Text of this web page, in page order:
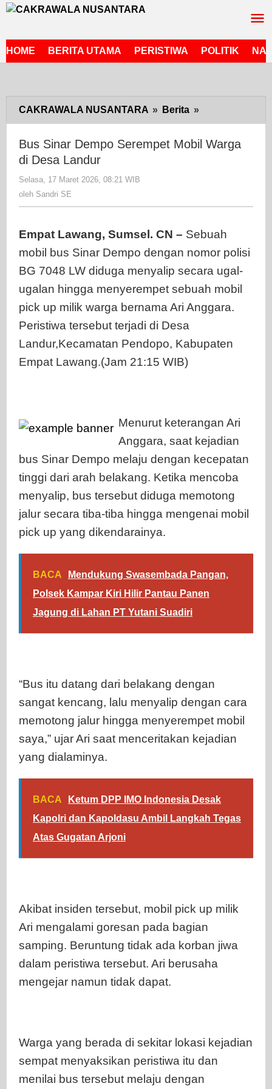
Lewati
HOME
BERITA UTAMA PERISTIWA POLITIK
CAKRAWALA NUSANTARA » Berita »
Sinar
Dempo
Serempet
Bus Sinar Dempo Serempet Mobil Warga
di Desa Landur
Selasa, 17 Maret 2026, 08:21 WIB
oleh Sandri SE
Empat Lawang, Sumsel. CN – Sebuah
mobil bus Sinar Dempo dengan nomor polisi
BG 7048 LW diduga menyalip secara ugal-
ugalan hingga menyerempet sebuah mobil
pick up milik warga bernama Ari Anggara.
Peristiwa tersebut terjadi di Desa
Landur,Kecamatan Pendopo, Kabupaten
Empat Lawang.(Jam 21:15 WIB)
Menurut keterangan Ari
Anggara, saat kejadian
bus Sinar Dempo melaju dengan kecepatan
tinggi dari arah belakang. Ketika mencoba
menyalip, bus tersebut diduga memotong
jalur secara tiba-tiba hingga mengenai mobil
pick up yang dikendarainya.
BACA
Mendukung Swasembada Pangan,
Polsek Kampar Kiri Hilir Pantau Panen
Jagung di Lahan PT Yutani Suadiri
“Bus itu datang dari belakang dengan
sangat kencang, lalu menyalip dengan cara
memotong jalur hingga menyerempet mobil
saya,” ujar Ari saat menceritakan kejadian
yang dialaminya.
BACA
Ketum DPP IMO Indonesia Desak
Kapolri dan Kapoldasu Ambil Langkah Tegas
Atas Gugatan Arjoni
Akibat insiden tersebut, mobil pick up milik
Ari mengalami goresan pada bagian
samping. Beruntung tidak ada korban jiwa
dalam peristiwa tersebut. Ari berusaha
mengejar namun tidak dapat.
Warga yang berada di sekitar lokasi kejadian
sempat menyaksikan peristiwa itu dan
menilai bus tersebut melaju dengan